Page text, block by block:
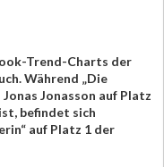
Trend-Charts der
Während „Die
Jonasson auf Platz
befindet sich
auf Platz 1 der